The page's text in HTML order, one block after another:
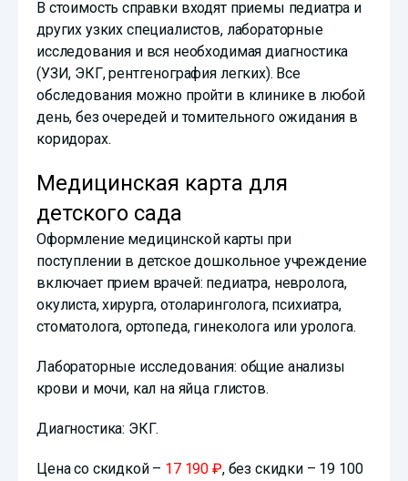
В стоимость справки входят приемы педиатра и
других узких специалистов, лабораторные
исследования и вся необходимая диагностика
(УЗИ, ЭКГ, рентгенография легких). Все
обследования можно пройти в клинике в любой
день, без очередей и томительного ожидания в
коридорах.
Медицинская карта для
детского сада
Оформление медицинской карты при
поступлении в детское дошкольное учреждение
включает прием врачей: педиатра, невролога,
окулиста, хирурга, отоларинголога, психиатра,
стоматолога, ортопеда, гинеколога или уролога.
Лабораторные исследования: общие анализы
крови и мочи, кал на яйца глистов.
Диагностика: ЭКГ.
Цена со скидкой – 17 190 ₽, без скидки – 19 100